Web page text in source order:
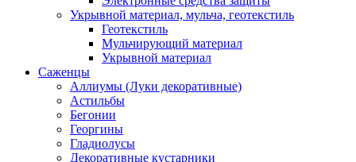
Укрывной материал, мульча, геотекстиль
Геотекстиль
Мульчирующий материал
Укрывной материал
Саженцы
Аллиумы (Луки декоративные)
Астильбы
Бегонии
Георгины
Гладиолусы
Декоративные кустарники